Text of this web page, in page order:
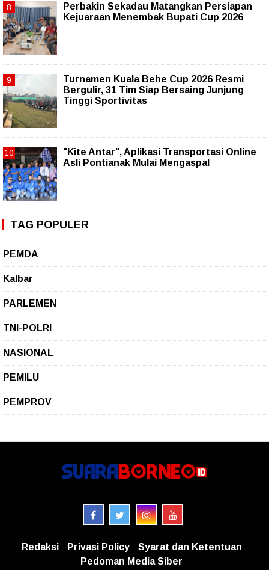
Perbakin Sekadau Matangkan Persiapan
Kejuaraan Menembak Bupati Cup 2026
Turnamen Kuala Behe Cup 2026 Resmi
Bergulir, 31 Tim Siap Bersaing Junjung
Tinggi Sportivitas
"Kite Antar", Aplikasi Transportasi Online
Asli Pontianak Mulai Mengaspal
TAG POPULER
PEMDA
Kalbar
PARLEMEN
TNI-POLRI
NASIONAL
PEMILU
PEMPROV
Redaksi Privasi Policy
Syarat dan Ketentuan
Pedoman Media Siber